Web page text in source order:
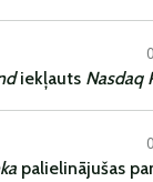
iekļauts Nasdaq
palielinājušas